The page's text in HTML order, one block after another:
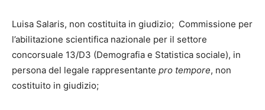
Luisa Salaris, non costituita in giudizio; Commissione per
l’abilitazione scientifica nazionale per il settore
concorsuale 13/D3 (Demografia e Statistica sociale), in
persona del legale rappresentante pro tempore, non
costituito in giudizio;